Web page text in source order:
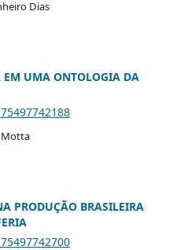
Dias
EM UMA ONTOLOGIA DA
Motta
PRODUÇÃO BRASILEIRA